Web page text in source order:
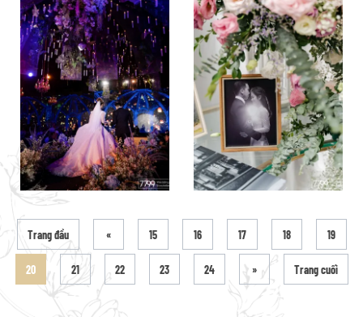
Trang đầu « 15 16 17 18 19
20 21 22 23 24 » Trang cuối